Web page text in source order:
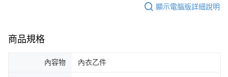
顯示電腦版詳細說明
商品規格
內容物 內衣乙件